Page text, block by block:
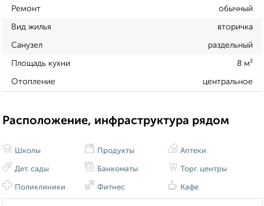
Ремонт обычный
Вид жилья вторичка
Санузел раздельный
Площадь кухни 8 м²
Отопление центральное
Расположение, инфраструктура рядом
Школы
Дет. сады
Поликлиники
Продукты
Банкоматы
Фитнес
Аптеки
Торг. центры
Кафе